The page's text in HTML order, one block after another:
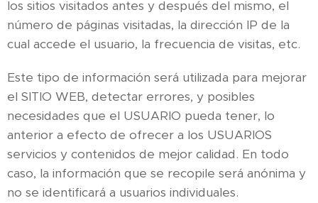
los sitios visitados antes y después del mismo, el
número de páginas visitadas, la dirección IP de la
cual accede el usuario, la frecuencia de visitas, etc.
Este tipo de información será utilizada para mejorar
el SITIO WEB, detectar errores, y posibles
necesidades que el USUARIO pueda tener, lo
anterior a efecto de ofrecer a los USUARIOS
servicios y contenidos de mejor calidad. En todo
caso, la información que se recopile será anónima y
no se identificará a usuarios individuales.